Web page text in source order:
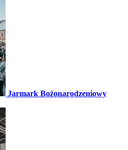
Jarmark Bożonarodzeniowy